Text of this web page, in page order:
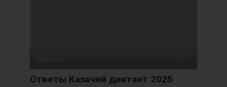
Ответы Казачий диктант 2025